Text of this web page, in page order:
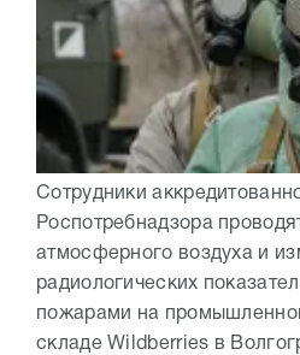
Сотрудники
Роспотребнадзора
атмосферного воздуха и
радиологических
пожарами на
складе Wildberries в